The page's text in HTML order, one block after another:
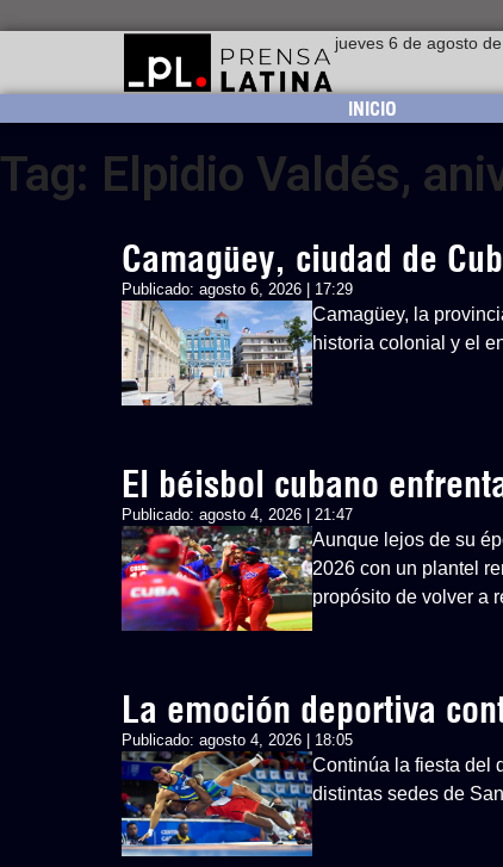
jueves 6 de agosto
INICIO
Tag: Elpidio Valdés,
Camagüey, ciudad de
Publicado: agosto 6, 2026 | 17:29
Camagüey, la
historia colonial y el
El béisbol cubano
Publicado: agosto 4, 2026 | 21:47
Aunque lejos de su
2026 con un plantel
propósito de volver a
La emoción deportiva
Publicado: agosto 4, 2026 | 18:05
Continúa la fiesta del
distintas sedes de